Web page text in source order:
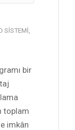
SISTEMI
bir
toplam
imkân